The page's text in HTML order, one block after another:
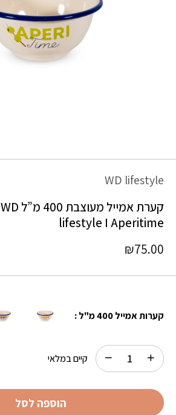
WD lifestyle
קערת אמייל מעוצבת 400 מ”ל WD
lifestyle I Aperitime
₪75.00
קערות אמייל 400 מ"ל :
קיים במלאי
הוספה לסל